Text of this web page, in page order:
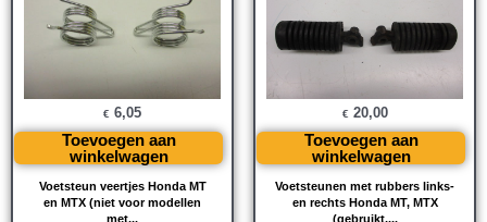
Voetsteun veertjes Honda MT
en MTX (niet voor modellen
met...
€ 6,05
Toevoegen aan
winkelwagen
Voetsteunen met rubbers links-
en rechts Honda MT, MTX
(gebruikt,...
€ 20,00
Toevoegen aan
winkelwagen